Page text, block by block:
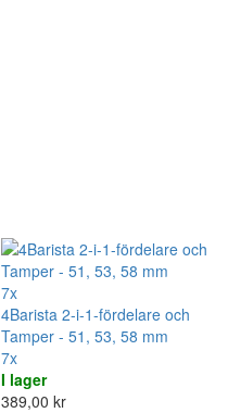
7x
4Barista 2-i-1-fördelare och
Tamper - 51, 53, 58 mm
7x
I lager
389,00 kr